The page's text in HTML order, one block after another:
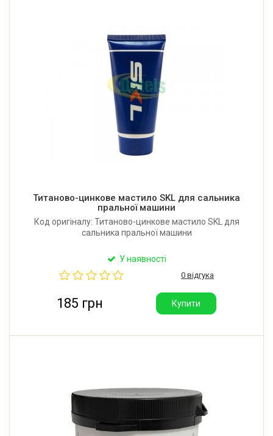
Титаново-цинкове мастило SKL для сальника
пральної машини
Код оригіналу: Титаново-цинкове мастило SKL для
сальника пральної машини
У наявності
0 відгука
185 грн Купити